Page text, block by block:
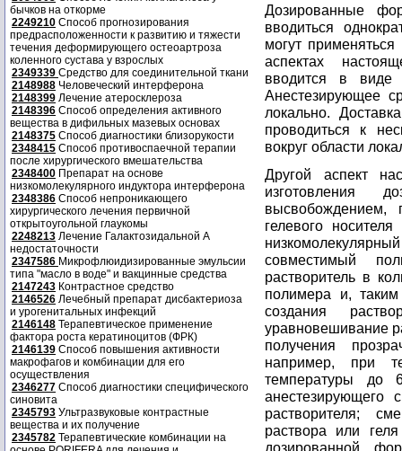
бычков на откорме
2249210 Способ прогнозирования
предрасположенности к развитию и тяжести
течения деформирующего остеоартроза
коленного сустава у взрослых
2349339 Средство для соединительной ткани
2148988 Человеческий интерферона
2148399 Лечение атеросклероза
2148396 Способ определения активного
вещества в дифильных мазевых основах
2148375 Способ диагностики близорукости
2348415 Способ противоспаечной терапии
после хирургического вмешательства
2348400 Препарат на основе
низкомолекулярного индуктора интерферона
2348386 Способ непроникающего
хирургического лечения первичной
открытоугольной глаукомы
2248213 Лечение Галактозидальной А
недостаточности
2347586 Микрофлюидизированные эмульсии
типа "масло в воде" и вакцинные средства
2147243 Контрастное средство
2146526 Лечебный препарат дисбактериоза
и урогенитальных инфекций
2146148 Терапевтическое применение
фактора роста кератиноцитов (ФРК)
2146139 Способ повышения активности
макрофагов и комбинации для его
осуществления
2346277 Способ диагностики специфического
синовита
2345793 Ультразвуковые контрастные
вещества и их получение
2345782 Терапевтические комбинации на
Дозированные
вводиться
могут
аспектах
вводится в виде
Анестезирующее
локально.
проводиться к
вокруг области
Другой аспект
изготовления
высвобождением,
гелевого
совместимый
растворитель в
полимера и,
создания
уравновешивание
получения
например, при
температуры до
анестезирующего
растворителя;
раствора или
дозированной